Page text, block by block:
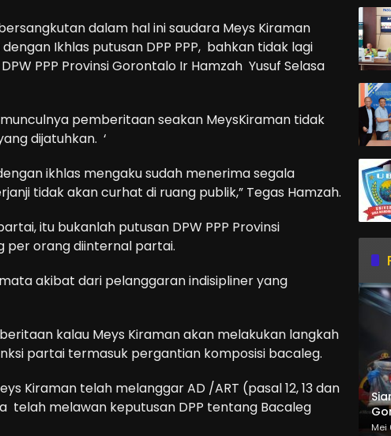
dalam hal ini saudara Meys Kiraman
Ikhlas putusan DPP PPP, bahkan tidak lagi
PPP Provinsi Gorontalo Ir Hamzah Yusuf Selasa
pemberitaan seakan MeysKiraman tidak
dijatuhkan. ‘
ikhlas mengaku sudah menerima segala
tidak akan curhat di ruang publik,” Tegas Hamzah.
itu bukanlah putusan DPW PPP Provinsi
per orang diinternal partai.
akibat dari pelanggaran indisipliner yang
kalau Meys Kiraman akan melakukan langkah
partai termasuk pergantian komposisi bacaleg.
Kiraman telah melanggar AD /ART (pasal 12, 13 dan
telah melawan keputusan DPP tentang Bacaleg
Mei